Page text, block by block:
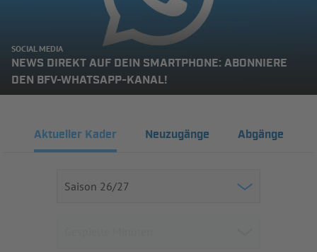
SOCIAL MEDIA
NEWS DIREKT AUF DEIN SMARTPHONE: ABONNIERE
DEN BFV-WHATSAPP-KANAL!
Aktueller Kader Neuzugänge Abgänge